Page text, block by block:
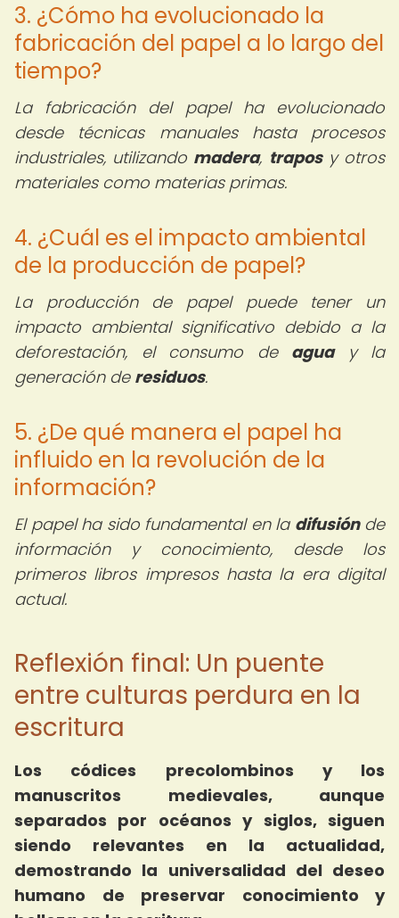
3. ¿Cómo ha evolucionado la
fabricación del papel a lo largo del
tiempo?
La fabricación del papel ha evolucionado
desde técnicas manuales hasta procesos
industriales, utilizando madera, traposy otros
materiales como materias primas.
4. ¿Cuál es el impacto ambiental
de la producción de papel?
La producción de papel puede tener un
impacto ambiental significativo debido a la
deforestación, el consumo de aguay la
generación de residuos.
5. ¿De qué manera el papel ha
influido en la revolución de la
información?
El papel ha sido fundamental en la difusiónde
información y conocimiento, desde los
primeros libros impresos hasta la era digital
actual.
Reflexión final: Un puente
entre culturas perdura en la
escritura
Los códices precolombinos y los
manuscritos medievales, aunque
separados por océanos y siglos, siguen
siendo relevantes en la actualidad,
demostrando la universalidad del deseo
humano de preservar conocimiento y